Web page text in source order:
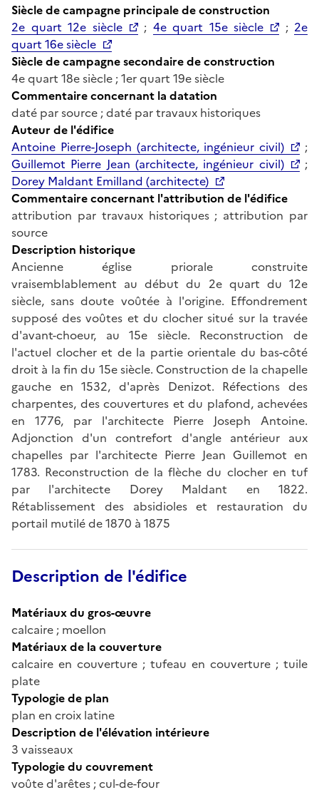
Siècle de campagne principale de construction
2e quart 12e siècle
; 4e quart 15e siècle ; 2e
quart 16e siècle
Siècle de campagne secondaire de construction
4e quart 18e siècle ; 1er quart 19e siècle
Commentaire concernant la datation
daté par source ; daté par travaux historiques
Auteur de l'édifice
Antoine Pierre-Joseph (architecte, ingénieur civil)
;
Guillemot Pierre Jean (architecte, ingénieur civil)
;
Dorey Maldant Emilland (architecte)
Commentaire concernant l'attribution de l'édifice
attribution par travaux historiques ; attribution par
source
Description historique
Ancienne église priorale construite
vraisemblablement au début du 2e quart du 12e
siècle, sans doute voûtée à l'origine. Effondrement
supposé des voûtes et du clocher situé sur la travée
d'avant-choeur, au 15e siècle. Reconstruction de
l'actuel clocher et de la partie orientale du bas-côté
droit à la fin du 15e siècle. Construction de la chapelle
gauche en 1532, d'après Denizot. Réfections des
charpentes, des couvertures et du plafond, achevées
en 1776, par l'architecte Pierre Joseph Antoine.
Adjonction d'un contrefort d'angle antérieur aux
chapelles par l'architecte Pierre Jean Guillemot en
1783. Reconstruction de la flèche du clocher en tuf
par l'architecte Dorey Maldant en 1822.
Rétablissement des absidioles et restauration du
portail mutilé de 1870 à 1875
Description de l'édifice
Matériaux du gros-œuvre
calcaire ; moellon
Matériaux de la couverture
calcaire en couverture ; tufeau en couverture ; tuile
plate
Typologie de plan
plan en croix latine
Description de l'élévation intérieure
3 vaisseaux
Typologie du couvrement
voûte d'arêtes ; cul-de-four